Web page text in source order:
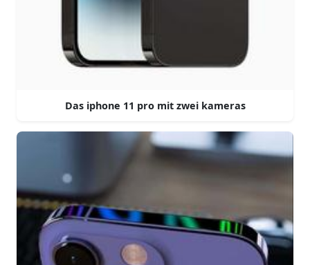
Das iphone 11 pro mit zwei kameras